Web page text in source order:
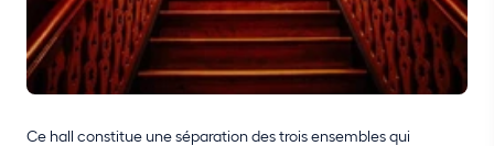
Ce hall constitue une séparation des trois ensembles qui